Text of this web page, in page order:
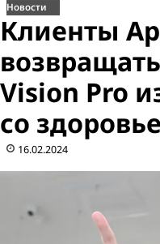
Новости
Клиенты
Vision Pro
со
16.02.2024